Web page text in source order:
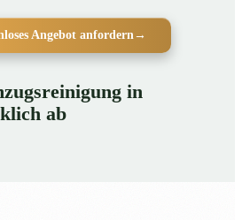
Angebot anfordern →
in
ab